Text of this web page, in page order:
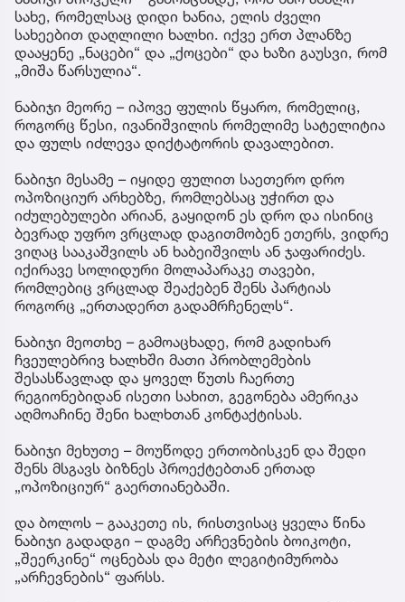
სახე, რომელსაც დიდი ხანია, ელის ძველი
სახეებით დაღლილი ხალხი. იქვე ერთ პლანზე
დააყენე „ნაცები“ და „ქოცები“ და ხაზი გაუსვი, რომ
„მიშა წარსულია“.
ნაბიჯი მეორე – იპოვე ფულის წყარო, რომელიც,
როგორც წესი, ივანიშვილის რომელიმე სატელიტია
და ფულს იძლევა დიქტატორის დავალებით.
ნაბიჯი მესამე – იყიდე ფულით საეთერო დრო
ოპოზიციურ არხებზე, რომლებსაც უჭირთ და
იძულებულები არიან, გაყიდონ ეს დრო და ისინიც
ბევრად უფრო ვრცლად დაგითმობენ ეთერს, ვიდრე
ვიღაც სააკაშვილს ან ხაბეიშვილს ან ჯაფარიძეს.
იქირავე სოლიდური მოლაპარაკე თავები,
რომლებიც ვრცლად შეაქებენ შენს პარტიას
როგორც „ერთადერთ გადამრჩენელს“.
ნაბიჯი მეოთხე – გამოაცხადე, რომ გადიხარ
ჩვეულებრივ ხალხში მათი პრობლემების
შესასწავლად და ყოველ წუთს ჩაერთე
რეგიონებიდან ისეთი სახით, გეგონება ამერიკა
აღმოაჩინე შენი ხალხთან კონტაქტისას.
ნაბიჯი მეხუთე – მოუწოდე ერთობისკენ და შედი
შენს მსგავს ბიზნეს პროექტებთან ერთად
„ოპოზიციურ“ გაერთიანებაში.
და ბოლოს – გააკეთე ის, რისთვისაც ყველა წინა
ნაბიჯი გადადგი – დაგმე არჩევნების ბოიკოტი,
„შეერკინე“ ოცნებას და მეტი ლეგიტიმურობა
„არჩევნების“ ფარსს.